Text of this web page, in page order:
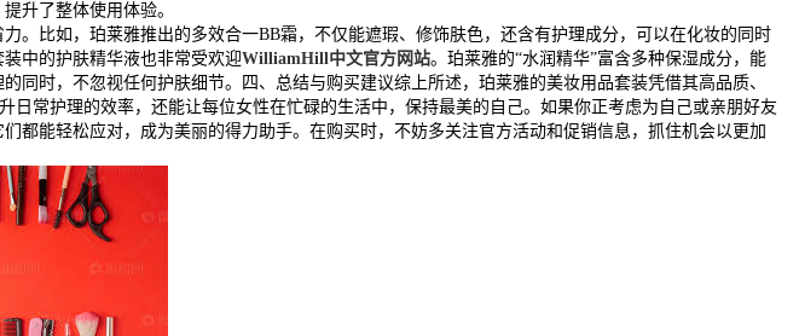
升了整体使用体验。
。比如，珀莱雅推出的多效合一BB霜，不仅能遮瑕、修饰肤色，还含有护理成分，可以在化妆的同时
中的护肤精华液也非常受欢迎WilliamHill中文官方网站。珀莱雅的“水润精华”富含多种保湿成分，能
时，不忽视任何护肤细节。四、总结与购买建议综上所述，珀莱雅的美妆用品套装凭借其高品质、
日常护理的效率，还能让每位女性在忙碌的生活中，保持最美的自己。如果你正考虑为自己或亲朋好友
都能轻松应对，成为美丽的得力助手。在购买时，不妨多关注官方活动和促销信息，抓住机会以更加